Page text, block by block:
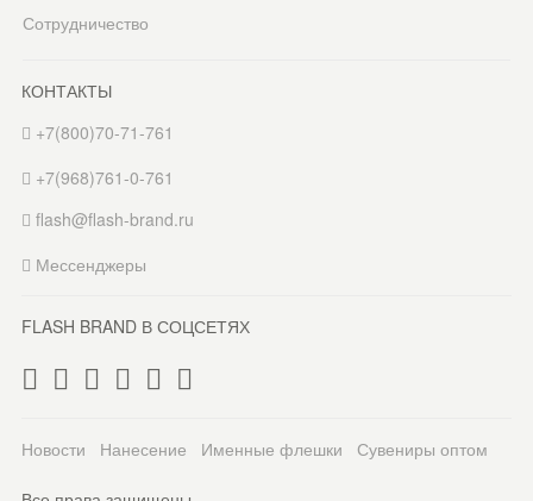
Сотрудничество
КОНТАКТЫ
+7(800)70-71-761
+7(968)761-0-761
flash@flash-brand.ru
Мессенджеры
FLASH BRAND В СОЦСЕТЯХ
Новости Нанесение Именные флешки Сувениры оптом